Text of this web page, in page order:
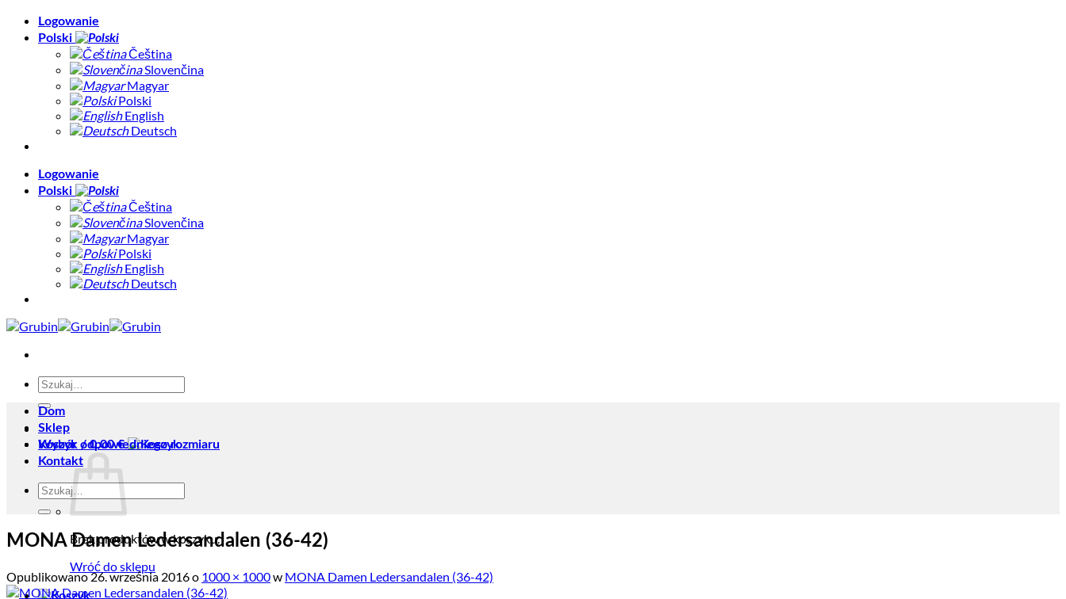
Skip
Logowanie
Polski
Čeština
Slovenčina
Magyar
Polski
English
Deutsch
Logowanie
Polski
Čeština
Slovenčina
Magyar
Polski
English
Deutsch
Szukaj:
Koszyk /0,00€
Brak produktów w koszyku.
Wróć do sklepu
Dom
Sklep
Wybór odpowiedniego rozmiaru
Kontakt
Szukaj:
MONA Damen Ledersandalen (36-42)
Opublikowano26. września 2016o 1000 × 1000w MONA Damen Ledersandalen (36-42)